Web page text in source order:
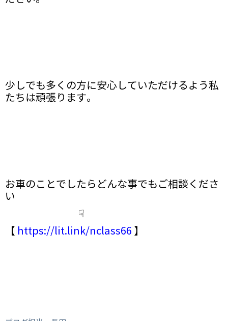
少しでも多くの方に安心していただけるよう私
たちは頑張ります。
お車のことでしたらどんな事でもご相談くださ
い
☟
【 https://lit.link/nclass66 】